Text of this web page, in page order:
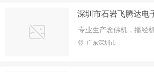
深圳市石岩飞腾达电
专业生产念佛机，播经
广东深圳市